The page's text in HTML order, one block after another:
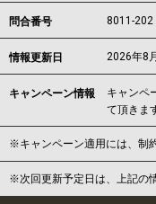
問合番号 8011-202
情報更新日 2026年8
キャンペーン情報
キャンペ
て頂きま
※キャンペーン適用には、制
※次回更新予定日は、上記の